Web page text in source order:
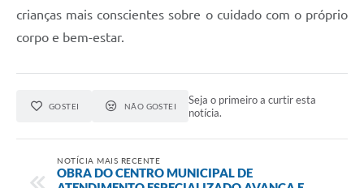
crianças mais conscientes sobre o cuidado com o próprio
corpo e bem-estar.
GOSTEI NÃO GOSTEI
Seja o primeiro a curtir esta
notícia.
NOTÍCIA MAIS RECENTE
OBRA DO CENTRO MUNICIPAL DE